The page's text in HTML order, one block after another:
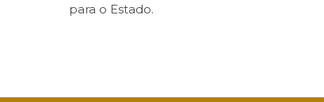
para o Estado.